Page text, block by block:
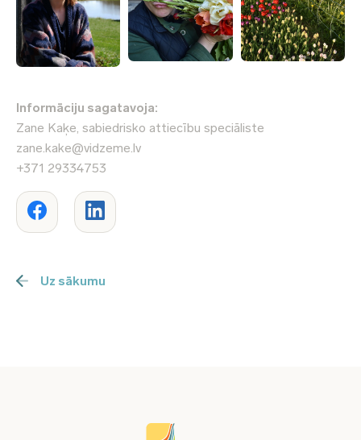
Informāciju sagatavoja:
Zane Kaķe, sabiedrisko attiecību speciāliste
zane.kake@vidzeme.lv
+371 29334753
Uz sākumu